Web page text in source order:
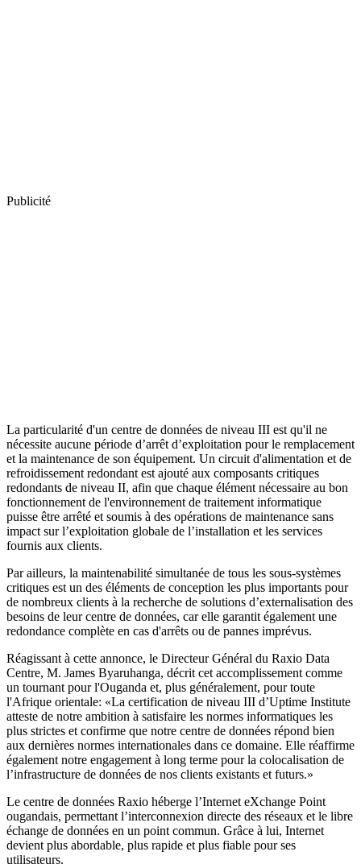
Publicité
La particularité d'un centre de données de niveau III est qu'il ne
nécessite aucune période d’arrêt d’exploitation pour le remplacement
et la maintenance de son équipement. Un circuit d'alimentation et de
refroidissement redondant est ajouté aux composants critiques
redondants de niveau II, afin que chaque élément nécessaire au bon
fonctionnement de l'environnement de traitement informatique
puisse être arrêté et soumis à des opérations de maintenance sans
impact sur l’exploitation globale de l’installation et les services
fournis aux clients.
Par ailleurs, la maintenabilité simultanée de tous les sous-systèmes
critiques est un des éléments de conception les plus importants pour
de nombreux clients à la recherche de solutions d’externalisation des
besoins de leur centre de données, car elle garantit également une
redondance complète en cas d'arrêts ou de pannes imprévus.
Réagissant à cette annonce, le Directeur Général du Raxio Data
Centre, M. James Byaruhanga, décrit cet accomplissement comme
un tournant pour l'Ouganda et, plus généralement, pour toute
l'Afrique orientale: «La certification de niveau III d’Uptime Institute
atteste de notre ambition à satisfaire les normes informatiques les
plus strictes et confirme que notre centre de données répond bien
aux dernières normes internationales dans ce domaine. Elle réaffirme
également notre engagement à long terme pour la colocalisation de
l’infrastructure de données de nos clients existants et futurs.»
Le centre de données Raxio héberge l’Internet eXchange Point
ougandais, permettant l’interconnexion directe des réseaux et le libre
échange de données en un point commun. Grâce à lui, Internet
devient plus abordable, plus rapide et plus fiable pour ses
utilisateurs.